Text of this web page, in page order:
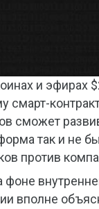
и эфирах
смарт-
сможет
так и не
против
вполне